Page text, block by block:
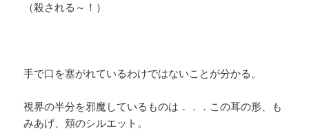
（殺される～！）
手で口を塞がれているわけではないことが分かる。
視界の半分を邪魔しているものは．．．この耳の形、も
みあげ、頬のシルエット。